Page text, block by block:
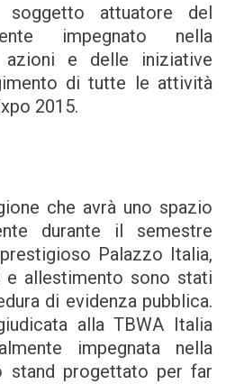
attuatore del
impegnato nella
azioni e delle iniziative
di tutte le attività
2015.
che avrà uno spazio
durante il semestre
Palazzo Italia,
e allestimento sono stati
di evidenza pubblica.
alla TBWA Italia
impegnata nella
stand progettato per far